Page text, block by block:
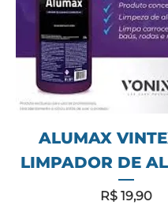
ALUMAX
LIMPADOR DE
Preço
R$ 19,90